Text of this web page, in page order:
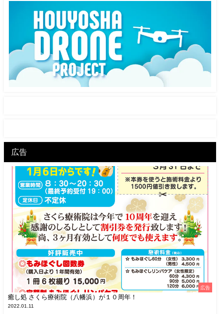
広告
広告
癒し処 さくら療術院（八幡浜）が１０周年！
2022.01.11